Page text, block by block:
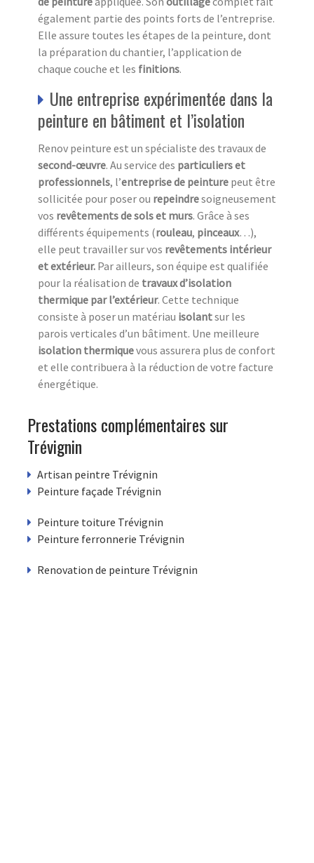
également partie des points forts de l’entreprise.
Elle assure toutes les étapes de la peinture, dont
la préparation du chantier, l’application de
chaque couche et les finitions.
Une entreprise expérimentée dans la
peinture en bâtiment et l’isolation
Renov peinture est un spécialiste des travaux de
second-œuvre. Au service des particuliers et
professionnels, l’entreprise de peinture peut être
sollicitée pour poser ou repeindresoigneusement
vos revêtements de sols et murs. Grâce à ses
différents équipements (rouleau, pinceaux…),
elle peut travailler sur vos revêtements intérieur
et extérieur. Par ailleurs, son équipe est qualifiée
pour la réalisation de travaux d’isolation
thermique par l’extérieur. Cette technique
consiste à poser un matériau isolantsur les
parois verticales d’un bâtiment. Une meilleure
isolation thermiquevous assurera plus de confort
et elle contribuera à la réduction de votre facture
énergétique.
Prestations complémentaires sur
Trévignin
Artisan peintre Trévignin
Peinture façade Trévignin
Peinture toiture Trévignin
Peinture ferronnerie Trévignin
Renovation de peinture Trévignin